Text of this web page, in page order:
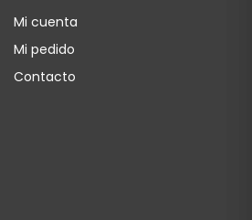
Mi cuenta
Mi pedido
Contacto